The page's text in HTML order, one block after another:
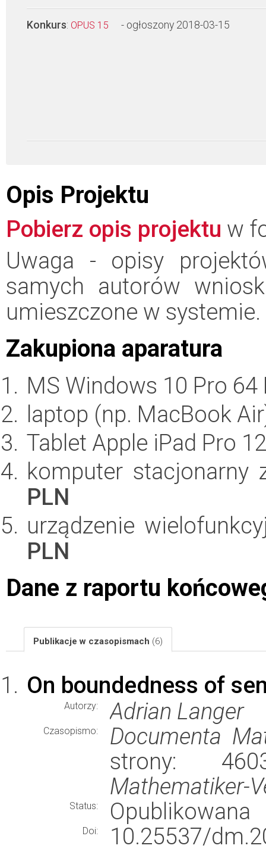
Konkurs: OPUS 15 - ogłoszony 2018-03-15
Opis Projektu
Pobierz opis projektu w
Uwaga - opisy
samych autorów
umieszczone w systemie.
Zakupiona aparatura
MS Windows 10 Pro 64
laptop (np. MacBook
Tablet Apple iPad Pro
komputer
PLN
urządzenie
PLN
Dane z raportu
Publikacje w czasopismach (6)
On boundedness of
Autorzy: Adrian Langer
Czasopismo:
Documenta
strony:
Mathematiker-
Status: Opublikowana
Doi:
10.25537/